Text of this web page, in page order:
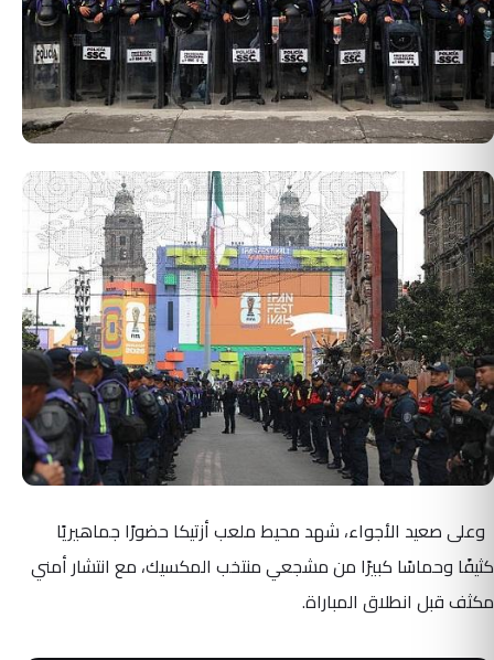
وعلى صعيد الأجواء، شهد محيط ملعب أزتيكا حضورًا جماهيريًا
كثيفًا وحماسًا كبيرًا من مشجعي منتخب المكسيك، مع انتشار أمني
مكثف قبل انطلاق المباراة.